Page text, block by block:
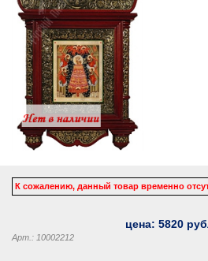
К сожалению, данный товар временно
цена: 5820
Арт.: 10002212